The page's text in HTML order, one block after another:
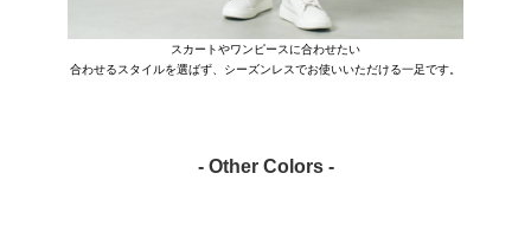
スカートやワンピースに合わせたい
合わせるスタイルを選ばず、シーズンレスでお使いいただける一足です。
- Other Colors -